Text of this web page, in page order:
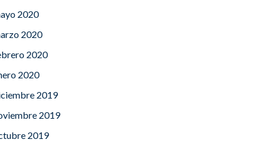
2020
2020
2020
2020
2019
2019
2019